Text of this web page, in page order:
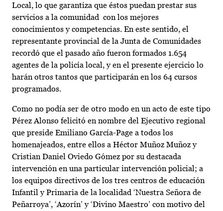
Local, lo que garantiza que éstos puedan prestar sus
servicios a la comunidad con los mejores
conocimientos y competencias. En este sentido, el
representante provincial de la Junta de Comunidades
recordó que el pasado año fueron formados 1.654
agentes de la policía local, y en el presente ejercicio lo
harán otros tantos que participarán en los 64 cursos
programados.
Como no podía ser de otro modo en un acto de este tipo
Pérez Alonso felicitó en nombre del Ejecutivo regional
que preside Emiliano García-Page a todos los
homenajeados, entre ellos a Héctor Muñoz Muñoz y
Cristian Daniel Oviedo Gómez por su destacada
intervención en una particular intervención policial; a
los equipos directivos de los tres centros de educación
Infantil y Primaria de la localidad ‘Nuestra Señora de
Peñarroya’, ‘Azorín’ y ‘Divino Maestro’ con motivo del